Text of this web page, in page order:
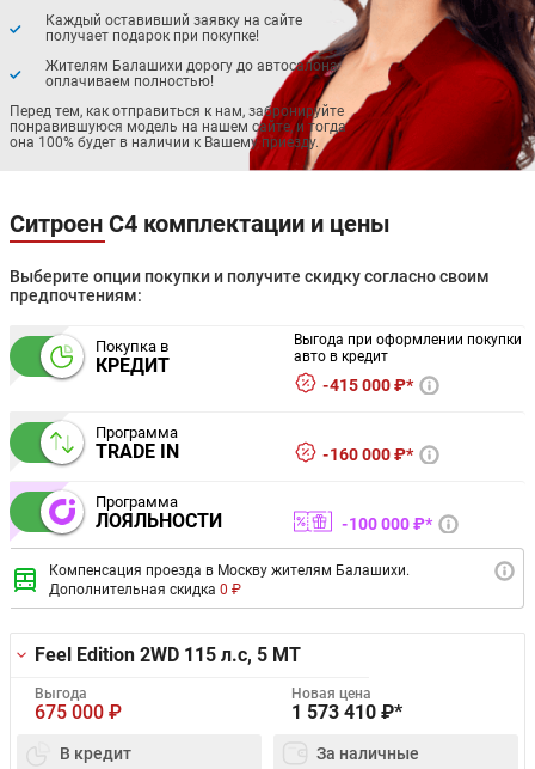
Каждый оставивший заявку на сайте
получает подарок при покупке!
Жителям Балашихи дорогу до автосалона
оплачиваем полностью!
Перед тем, как отправиться к нам, забронируйте
понравившуюся модель на нашем сайте, и тогда
она 100% будет в наличии к Вашему приезду.
Ситроен С4 комплектации и цены
Выберите опции покупки и получите скидку согласно своим
предпочтениям:
Покупка в
КРЕДИТ
Выгода при оформлении покупки
авто в кредит
415 000 ₽*
Программа
TRADE IN 160 000 ₽*
Программа
ЛОЯЛЬНОСТИ 100 000 ₽*
Компенсация проезда в Москву жителям Балашихи.
Дополнительная скидка 0 ₽
Feel Edition 2WD 115 л.с, 5 MT
Выгода
675 000 ₽
Новая цена
1 573 410 ₽*
В кредит За наличные